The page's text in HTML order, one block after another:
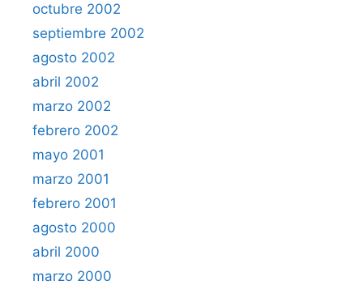
octubre 2002
septiembre 2002
agosto 2002
abril 2002
marzo 2002
febrero 2002
mayo 2001
marzo 2001
febrero 2001
agosto 2000
abril 2000
marzo 2000